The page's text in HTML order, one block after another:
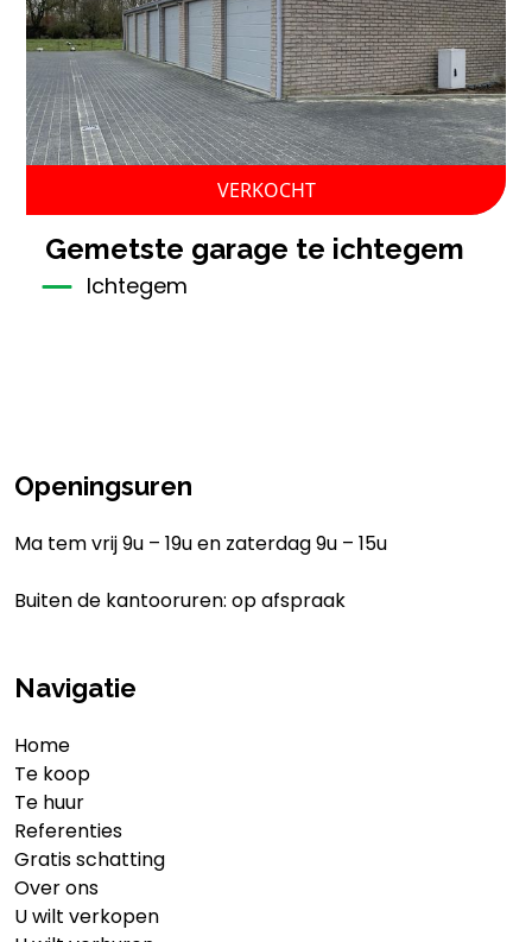
VERKOCHT
gemetste garage te ichtegem
Ichtegem
Openingsuren
Ma tem vrij 9u – 19u en zaterdag 9u – 15u
Buiten de kantooruren: op afspraak
Navigatie
Home
Te koop
Te huur
Referenties
Gratis schatting
Over ons
U wilt verkopen